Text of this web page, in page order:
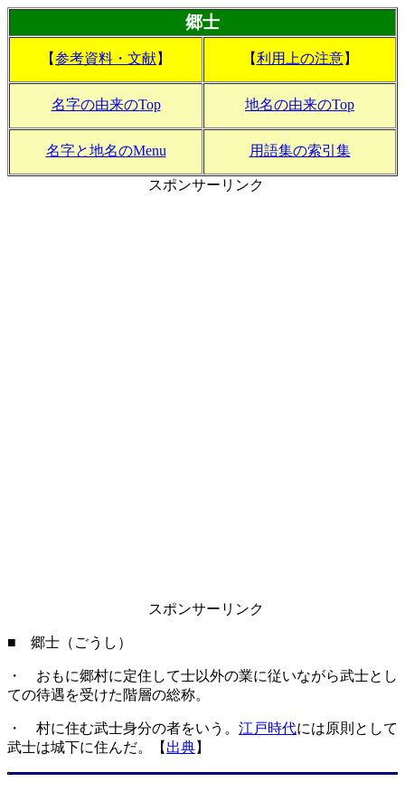
郷士
【参考資料・文献】 【利用上の注意】
名字の由来のTop 地名の由来のTop
名字と地名のMenu 用語集の索引集
スポンサーリンク
スポンサーリンク
■ 郷士（ごうし）
・ おもに郷村に定住して士以外の業に従いながら武士とし
ての待遇を受けた階層の総称。
・ 村に住む武士身分の者をいう。 江戸時代には原則として
武士は城下に住んだ。【 出典】